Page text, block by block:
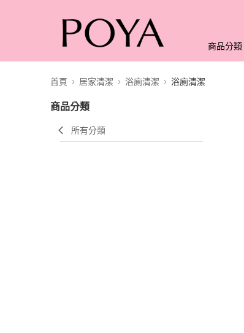
商品分類
首頁 居家清潔 浴廁清潔 浴廁清潔
商品分類
所有分類